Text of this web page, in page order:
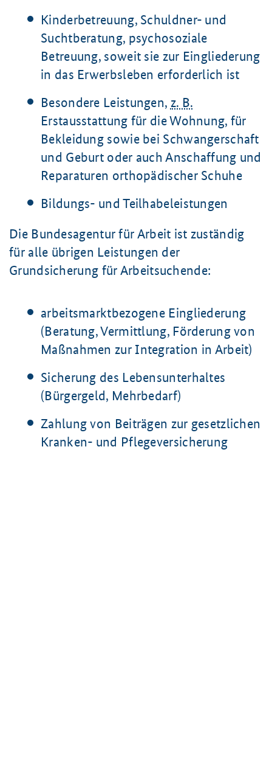
Kinderbetreuung, Schuldner- und
Suchtberatung, psychosoziale
Betreuung, soweit sie zur Eingliederung
in das Erwerbsleben erforderlich ist
Besondere Leistungen, z. B.
Erstausstattung für die Wohnung, für
Bekleidung sowie bei Schwangerschaft
und Geburt oder auch Anschaffung und
Reparaturen orthopädischer Schuhe
Bildungs- und Teilhabeleistungen
Die Bundesagentur für Arbeit ist zuständig
für alle übrigen Leistungen der
Grundsicherung für Arbeitsuchende:
arbeitsmarktbezogene Eingliederung
(Beratung, Vermittlung, Förderung von
Maßnahmen zur Integration in Arbeit)
Sicherung des Lebensunterhaltes
(Bürgergeld, Mehrbedarf)
Zahlung von Beiträgen zur gesetzlichen
Kranken- und Pflegeversicherung